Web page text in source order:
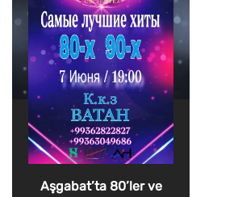
Aşgabat’ta 80’ler ve